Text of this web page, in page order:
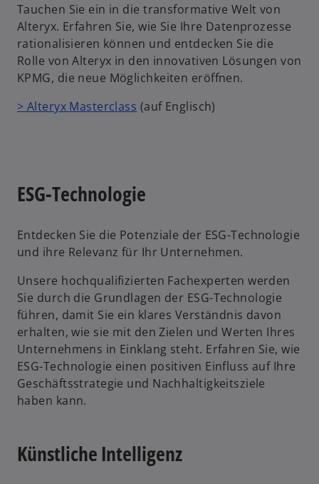
Tauchen Sie ein in die transformative Welt von
Alteryx. Erfahren Sie, wie Sie Ihre Datenprozesse
rationalisieren können und entdecken Sie die
Rolle von Alteryx in den innovativen Lösungen von
KPMG, die neue Möglichkeiten eröffnen.
> Alteryx Masterclass (auf Englisch)
ESG-Technologie
Entdecken Sie die Potenziale der ESG-Technologie
und ihre Relevanz für Ihr Unternehmen.
Unsere hochqualifizierten Fachexperten werden
Sie durch die Grundlagen der ESG-Technologie
führen, damit Sie ein klares Verständnis davon
erhalten, wie sie mit den Zielen und Werten Ihres
Unternehmens in Einklang steht. Erfahren Sie, wie
ESG-Technologie einen positiven Einfluss auf Ihre
Geschäftsstrategie und Nachhaltigkeitsziele
haben kann.
Künstliche Intelligenz